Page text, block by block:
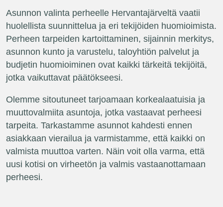
Asunnon valinta perheelle Hervantajärveltä vaatii
huolellista suunnittelua ja eri tekijöiden huomioimista.
Perheen tarpeiden kartoittaminen, sijainnin merkitys,
asunnon kunto ja varustelu, taloyhtiön palvelut ja
budjetin huomioiminen ovat kaikki tärkeitä tekijöitä,
jotka vaikuttavat päätökseesi.
Olemme sitoutuneet tarjoamaan korkealaatuisia ja
muuttovalmiita asuntoja, jotka vastaavat perheesi
tarpeita. Tarkastamme asunnot kahdesti ennen
asiakkaan vierailua ja varmistamme, että kaikki on
valmista muuttoa varten. Näin voit olla varma, että
uusi kotisi on virheetön ja valmis vastaanottamaan
perheesi.